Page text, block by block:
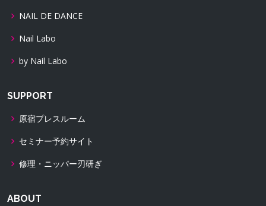
NAIL DE DANCE
Nail Labo
by Nail Labo
SUPPORT
原宿プレスルーム
セミナー予約サイト
修理・ニッパー刃研ぎ
ABOUT